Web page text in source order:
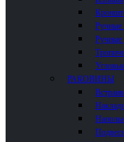
Ручные
РАКОВИНЫ